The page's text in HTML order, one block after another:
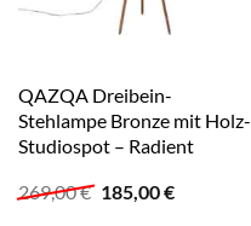
QAZQA Dreibein-
Stehlampe Bronze mit Holz-
Studiospot – Radient
269,00€ Ursprünglicher
Preis
185,00€Aktueller